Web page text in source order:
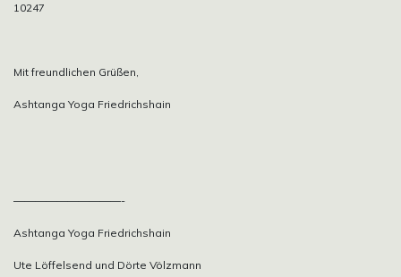
10247
Mit freundlichen Grüßen,
Ashtanga Yoga Friedrichshain
——————————-
Ashtanga Yoga Friedrichshain
Ute Löffelsend und Dörte Völzmann